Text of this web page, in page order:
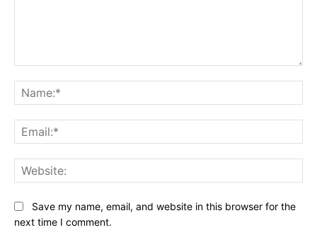
Save my name, email, and website in this browser for the
next time I comment.